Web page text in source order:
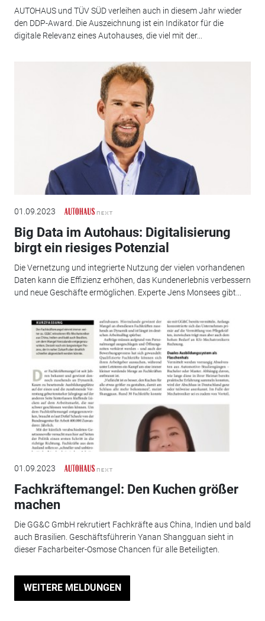
AUTOHAUS und TÜV SÜD verleihen auch in diesem Jahr wieder
den DDP-Award. Die Auszeichnung ist ein Indikator für die
digitale Relevanz eines Autohauses, die viel mit der...
01.09.2023
Big Data im Autohaus: Digitalisierung
birgt ein riesiges Potenzial
Die Vernetzung und integrierte Nutzung der vielen vorhandenen
Daten kann die Effizienz erhöhen, das Kundenerlebnis verbessern
und neue Geschäfte ermöglichen. Experte Jens Monsees gibt...
01.09.2023
Fachkräftemangel: Den Kuchen größer
machen
Die GG&C GmbH rekrutiert Fachkräfte aus China, Indien und bald
auch Brasilien. Geschäftsführerin Yanan Shangguan sieht in
dieser Facharbeiter-Osmose Chancen für alle Beteiligten.
WEITERE MELDUNGEN